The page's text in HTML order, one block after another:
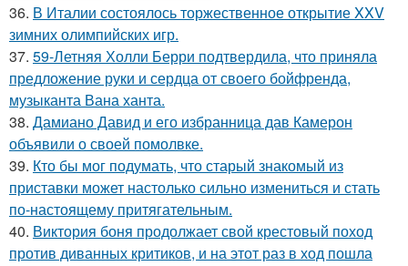
36. В Италии состоялось торжественное открытие XXV
зимних олимпийских игр.
37. 59-Летняя Холли Берри подтвердила, что приняла
предложение руки и сердца от своего бойфренда,
музыканта Вана ханта.
38. Дамиано Давид и его избранница дав Камерон
объявили о своей помолвке.
39. Кто бы мог подумать, что старый знакомый из
приставки может настолько сильно измениться и стать
по-настоящему притягательным.
40. Виктория боня продолжает свой крестовый поход
против диванных критиков, и на этот раз в ход пошла